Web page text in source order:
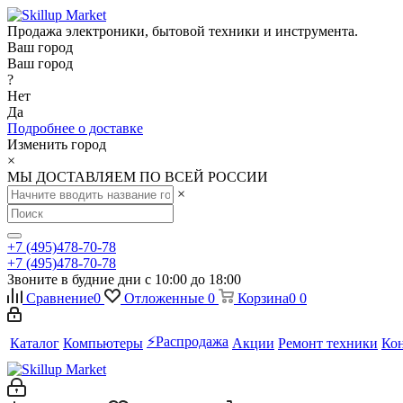
Продажа электроники, бытовой техники и инструмента.
Ваш город
Ваш город
?
Нет
Да
Подробнее о доставке
Изменить город
×
МЫ ДОСТАВЛЯЕМ ПО ВСЕЙ РОССИИ
×
+7 (495)478-70-78
+7 (495)478-70-78
Звоните в будние дни с 10:00 до 18:00
Сравнение0 Отложенные 0 Корзина0 0
Каталог Компьютеры ⚡️Распродажа Акции Ремонт техники